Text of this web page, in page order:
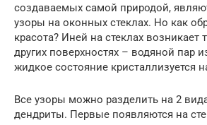
создаваемых самой природой,
узоры на оконных стеклах. Но как
красота? Иней на стеклах возникает
других поверхностях – водяной пар
жидкое состояние кристаллизуется
Все узоры можно разделить на 2
дендриты. Первые появляются на